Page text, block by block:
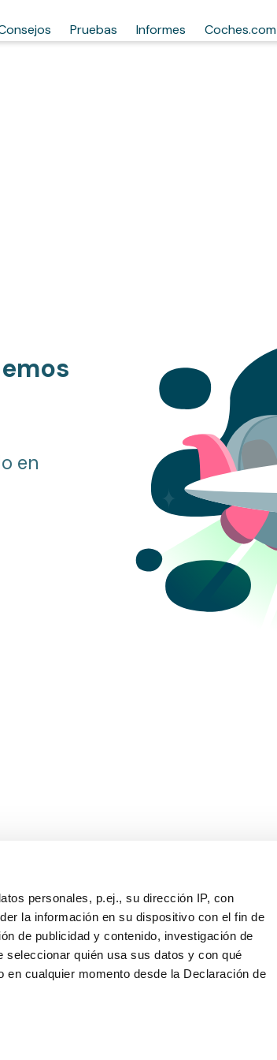
personales, p.ej., su dirección IP, con
la información en su dispositivo con el fin de
de publicidad y contenido, investigación de
seleccionar quién usa sus datos y con qué
cualquier momento desde la Declaración de
Pruebas Informes Coches.com
en